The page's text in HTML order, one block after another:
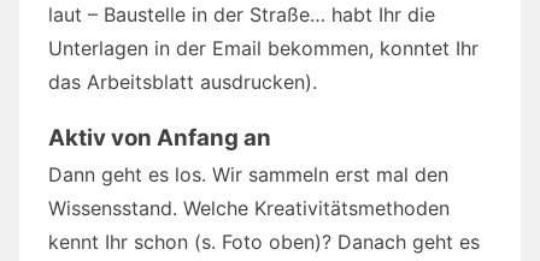
laut – Baustelle in der Straße… habt Ihr die
Unterlagen in der Email bekommen, konntet Ihr
das Arbeitsblatt ausdrucken).
Aktiv von Anfang an
Dann geht es los. Wir sammeln erst mal den
Wissensstand. Welche Kreativitätsmethoden
kennt Ihr schon (s. Foto oben)? Danach geht es